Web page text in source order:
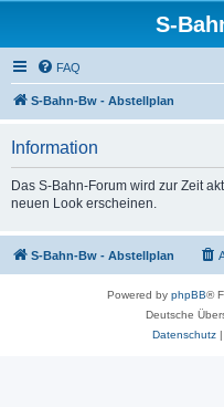
S-
FAQ
S-Bahn-Bw - Abstellplan
Information
Das S-Bahn-Forum wird zur Zeit
neuen Look erscheinen.
S-Bahn-Bw - Abstellplan
Powered by phpBB®
Deutsche
Datenschutz|